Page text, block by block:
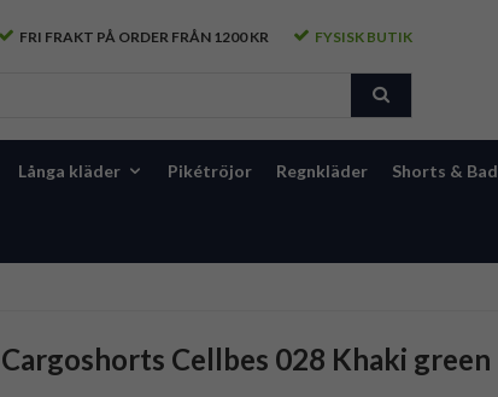
FRI FRAKT PÅ ORDER FRÅN 1200 KR FYSISK BUTIK
Långa kläder Pikétröjor Regnkläder Shorts & Bad
Cargoshorts Cellbes 028 Khaki green